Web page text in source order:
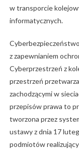
w transporcie
informatycznych.
z zapewnianiem
Cyberprzestrzeń z
przestrzeń
zachodzącymi w
przepisów prawa to
tworzona przez
ustawy z dnia 17
podmiotów